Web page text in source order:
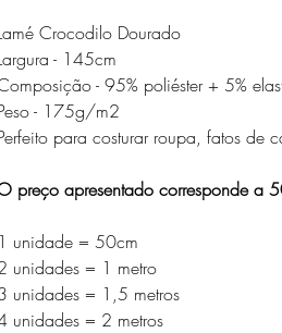
Crocodilo Dourado
- 145cm
- 95% poliéster + 5%
- 175g/m2
para costurar roupa, fatos de
preço apresentado corresponde a
1 unidade = 50cm
unidades = 1 metro
unidades = 1,5 metros
unidades = 2 metros